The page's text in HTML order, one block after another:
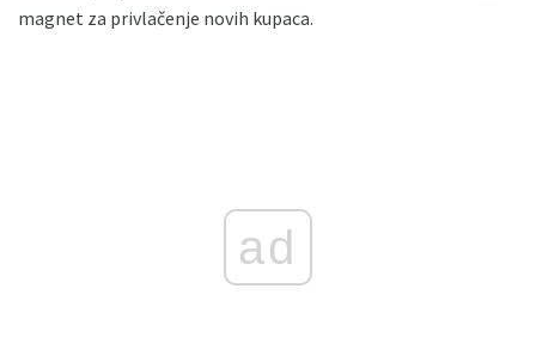
magnet za privlačenje novih kupaca.
ad